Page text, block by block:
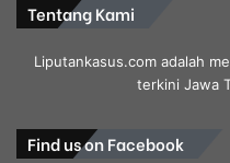
Tentang Kami
Liputankasus.com adalah
terkini Jawa
Find us on Facebook